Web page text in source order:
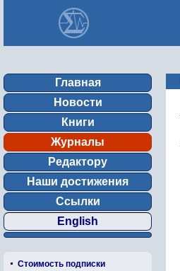
Главная
Новости
Книги
Журналы
Редактору
Наши достижения
Ссылки
English
Стоимость подписки